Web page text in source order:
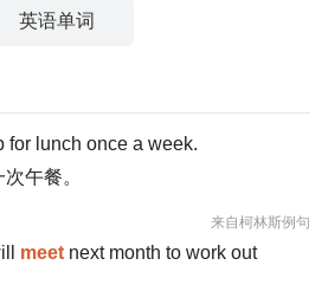
英语单词
for lunch once a week.
午餐。
来自柯林斯例句
meet next month to work out